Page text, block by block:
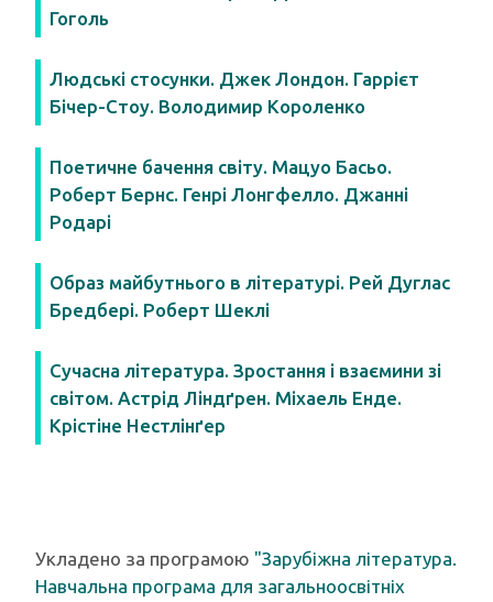
Гоголь
Людські стосунки. Джек Лондон. Гаррієт
Бічер-Стоу. Володимир Короленко
Поетичне бачення світу. Мацуо Басьо.
Роберт Бернс. Генрі Лонгфелло. Джанні
Родарі
Образ майбутнього в літературі. Рей Дуглас
Бредбері. Роберт Шеклі
Сучасна література. Зростання і взаємини зі
світом. Астрід Ліндґрен. Міхаель Енде.
Крістіне Нестлінґер
Укладено за програмою "Зарубіжна література.
Навчальна програма для загальноосвітніх